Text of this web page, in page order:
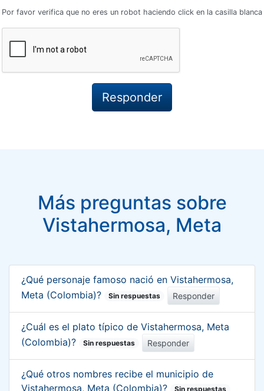
Por favor verifica que no eres un robot haciendo click en la casilla blanca
Más preguntas sobre
Vistahermosa, Meta
¿Qué personaje famoso nació en Vistahermosa,
Meta (Colombia)?
Sin respuestas Responder
¿Cuál es el plato típico de Vistahermosa, Meta
(Colombia)?
Sin respuestas Responder
¿Qué otros nombres recibe el municipio de
Vistahermosa, Meta (Colombia)?
Sin respuestas